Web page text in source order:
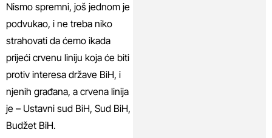
Nismo spremni, još jednom je
podvukao, i ne treba niko
strahovati da ćemo ikada
prijeći crvenu liniju koja će biti
protiv interesa države BiH, i
njenih građana, a crvena linija
je – Ustavni sud BiH, Sud BiH,
Budžet BiH.